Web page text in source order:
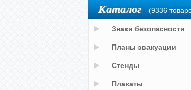
Каталог (9336
Знаки безопасности
Планы эвакуации
Стенды
Плакаты